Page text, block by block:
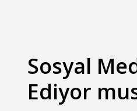
Sosyal
Ediyor